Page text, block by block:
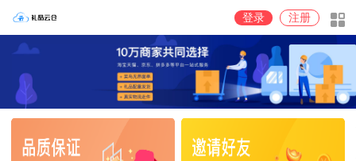
登录 注册